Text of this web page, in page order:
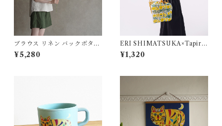
ブラウス リネン バックボタン
ALCEDO
¥5,280
ERI SHIMATSUKA×Tapiro
k てぬぐい
¥1,320